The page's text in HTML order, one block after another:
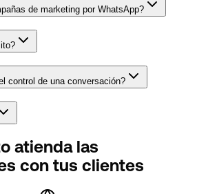
de marketing por WhatsApp?
control de una conversación?
atienda las
con tus clientes